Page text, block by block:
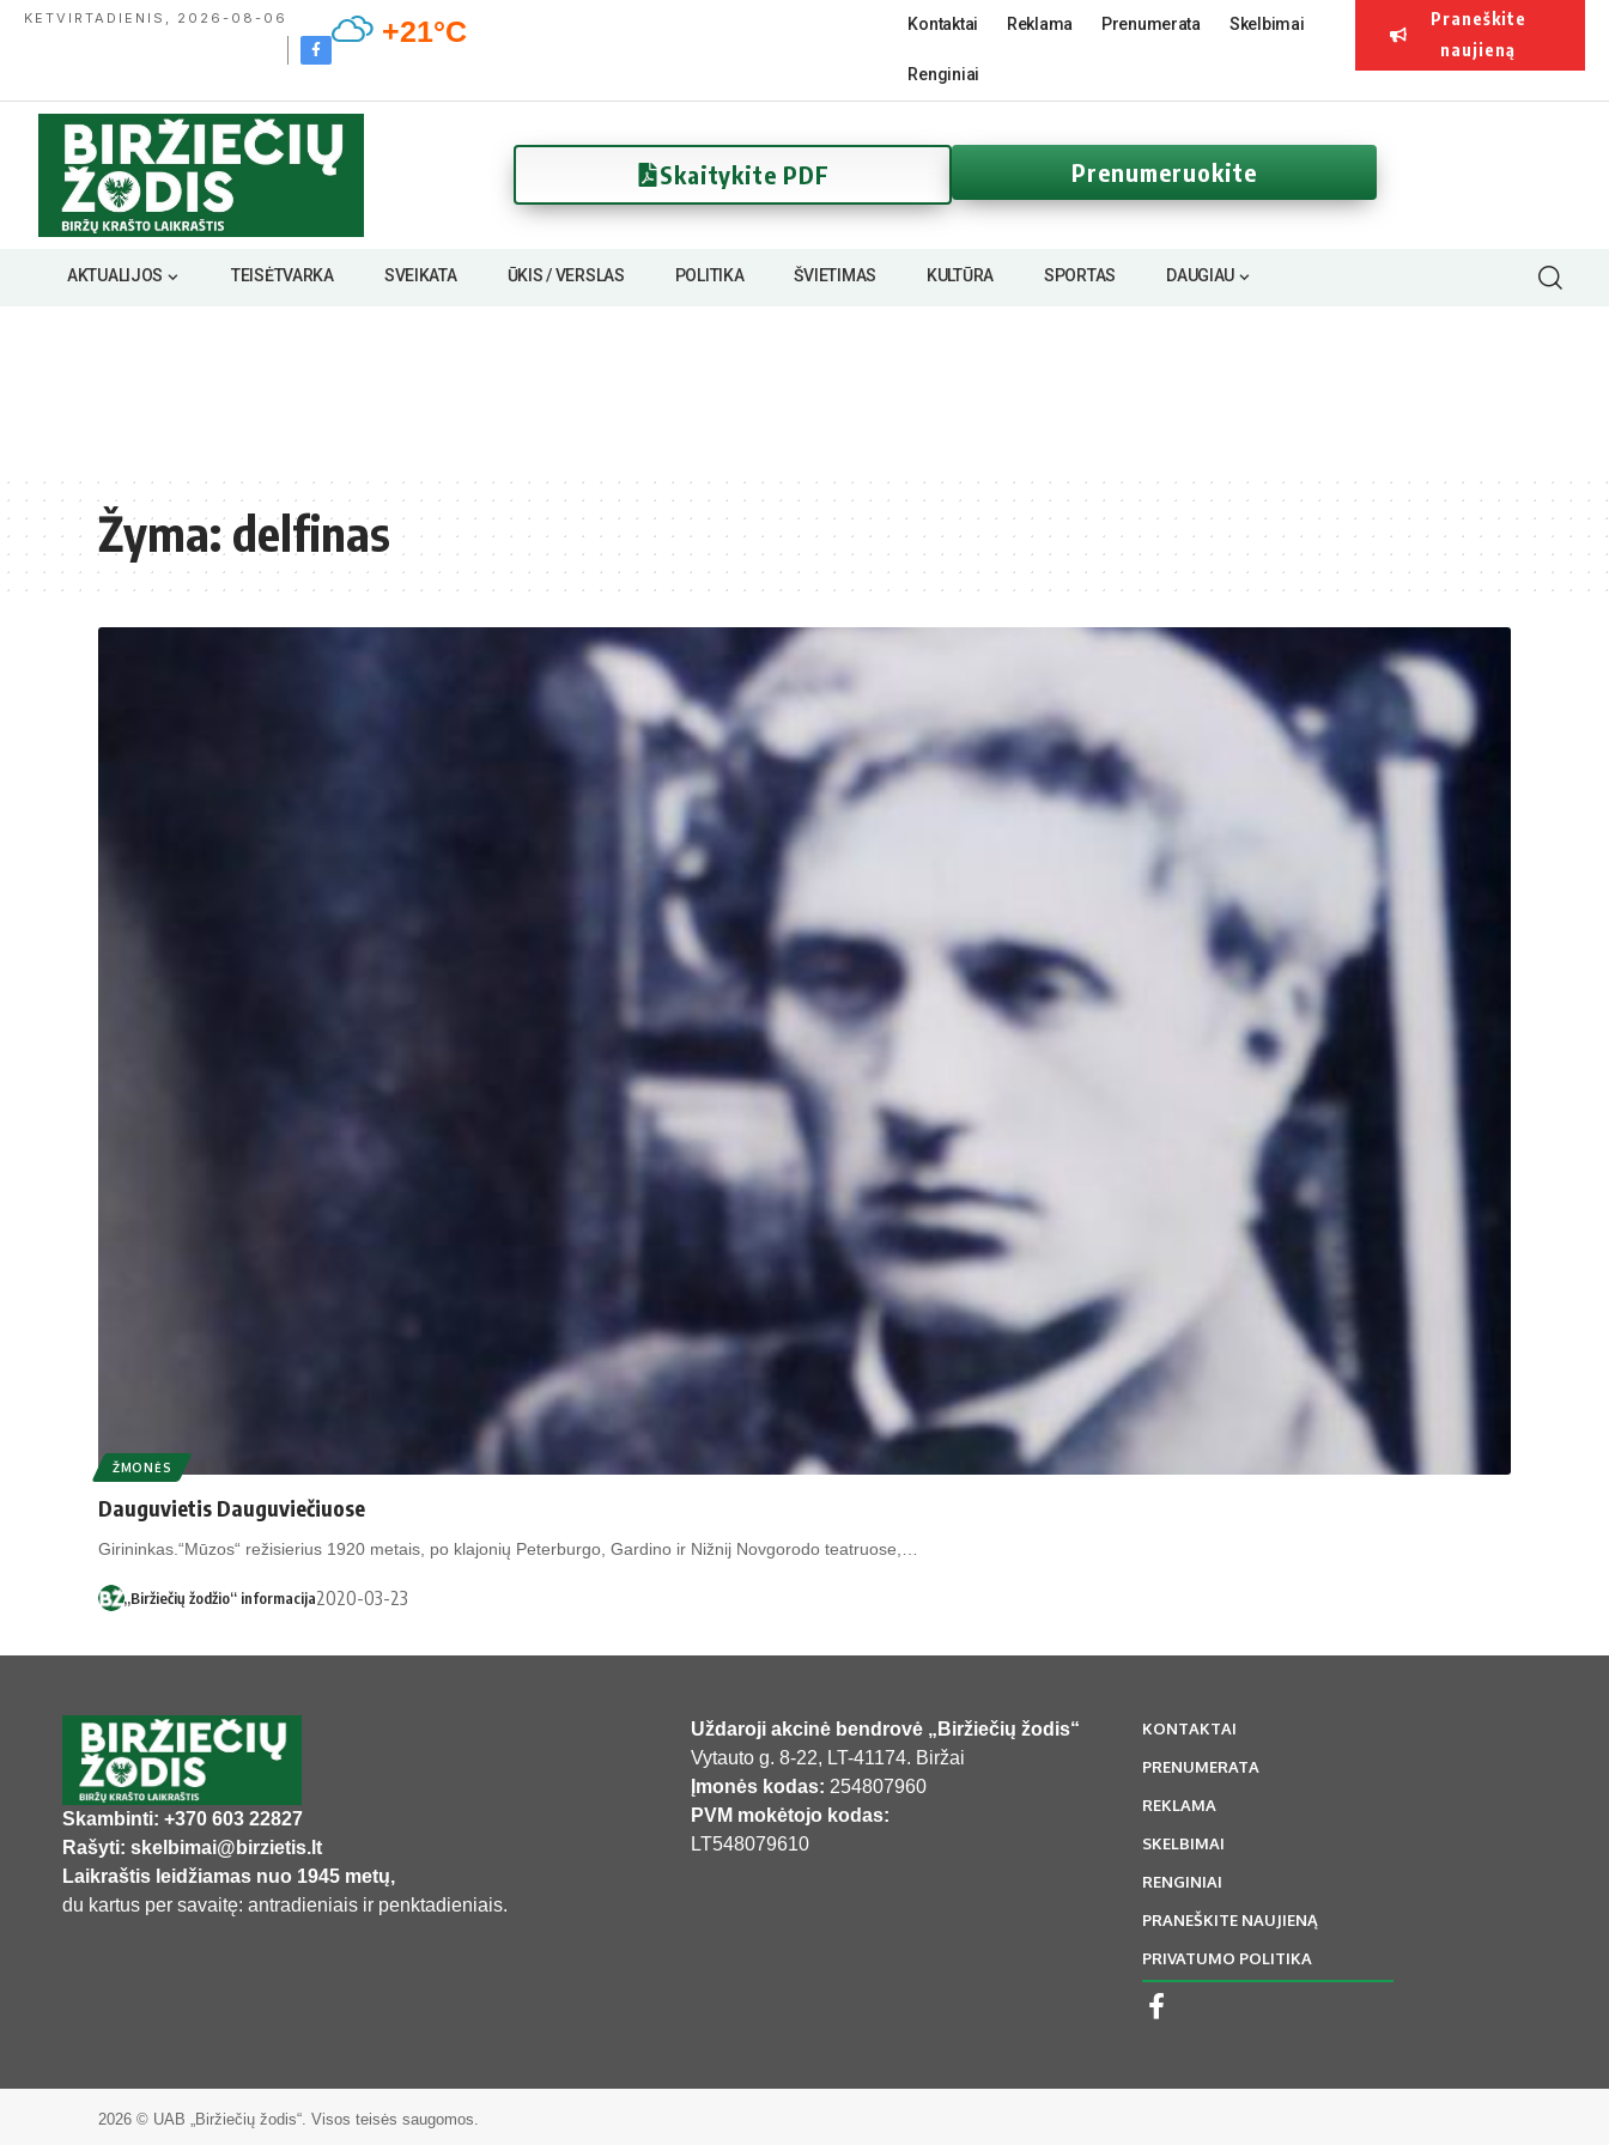
KETVIRTADIENIS, 2026-08-06 +21°C Kontaktai Reklama Prenumerata Skelbimai
Renginiai
Praneškite
naujieną
Skaitykite PDF Prenumeruokite
AKTUALIJOS TEISĖTVARKA SVEIKATA ŪKIS / VERSLAS POLITIKA ŠVIETIMAS KULTŪRA SPORTAS DAUGIAU
Žyma:delfinas
ŽMONĖS
Dau­gu­vie­tis Dau­gu­vie­čiuo­se
Gi­ri­nin­kas.“Mū­zos“ re­ži­sie­rius 1920 me­tais, po kla­jo­nių Pe­ter­bur­go, Gar­di­no ir Niž­nij Nov­go­ro­do teat­ruo­se,…
„Biržiečių žodžio“ informacija2020-03-23
Skambinti: +370 603 22827
Rašyti: skelbimai@birzietis.lt
Laikraštis leidžiamas nuo 1945 metų,
du kartus per savaitę: antradieniais ir penktadieniais.
Uždaroji akcinė bendrovė „Biržiečių žodis“
Vytauto g. 8-22, LT-41174. Biržai
Įmonės kodas: 254807960
PVM mokėtojo kodas:
LT548079610
KONTAKTAI
PRENUMERATA
REKLAMA
SKELBIMAI
RENGINIAI
PRANEŠKITE NAUJIENĄ
PRIVATUMO POLITIKA
2026 © UAB „Biržiečių žodis“. Visos teisės saugomos.